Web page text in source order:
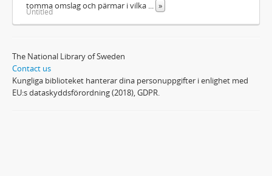
tomma omslag och pärmar i vilka
»
Untitled
The National Library of Sweden
Contact us
Kungliga biblioteket hanterar dina personuppgifter i enlighet med
EU:s dataskyddsförordning (2018), GDPR.